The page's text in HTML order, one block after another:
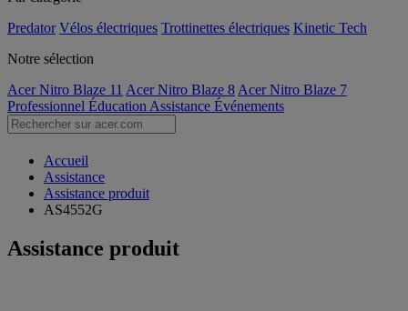
Predator Vélos électriques Trottinettes électriques Kinetic Tech
Notre sélection
Acer Nitro Blaze 11 Acer Nitro Blaze 8 Acer Nitro Blaze 7
Professionnel Éducation Assistance Événements
Accueil
Assistance
Assistance produit
AS4552G
Assistance produit